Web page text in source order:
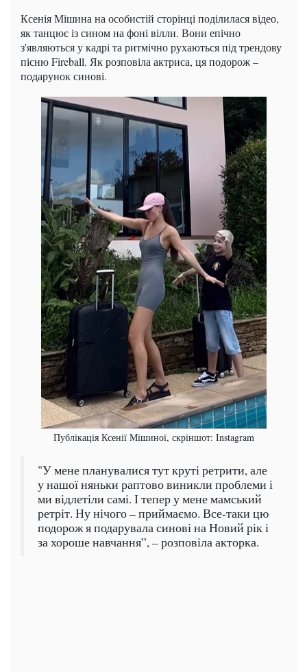
Ксенія Мішина на особистій сторінці поділилася відео,
як танцює із сином на фоні вілли. Вони епічно
з'являються у кадрі та ритмічно рухаються під трендову
пісню Fireball. Як розповіла актриса, ця подорож –
подарунок синові.
Публікація Ксенії Мішиної, скріншот: Instagram
"У мене планувалися тут круті ретрити, але
у нашої няньки раптово виникли проблеми і
ми відлетіли самі. І тепер у мене мамський
ретріт. Ну нічого – приймаємо. Все-таки цю
подорож я подарувала синові на Новий рік і
за хороше навчання”, – розповіла акторка.